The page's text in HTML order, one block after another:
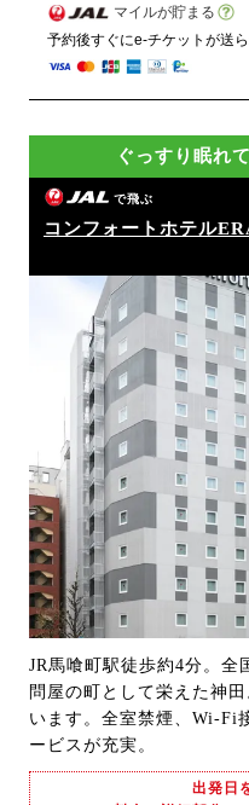
マイルが貯まる
予約後すぐにe-チケットが送
ぐっすり眠れ
で飛ぶ
コンフォートホテル
JR馬喰町駅徒歩約4分。全
問屋の町として栄えた神
います。全室禁煙、Wi-Fi
ービスが充実。
出発日